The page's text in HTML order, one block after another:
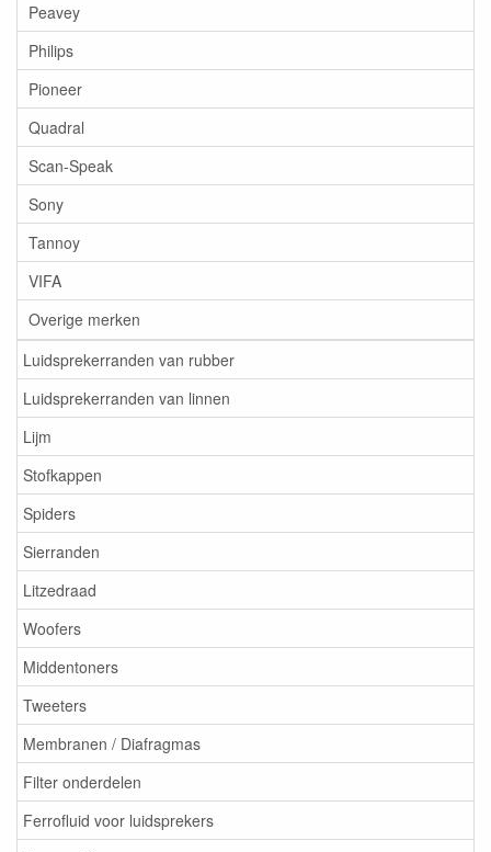
Peavey
Philips
Pioneer
Quadral
Scan-Speak
Sony
Tannoy
VIFA
Overige merken
Luidsprekerranden van rubber
Luidsprekerranden van linnen
Lijm
Stofkappen
Spiders
Sierranden
Litzedraad
Woofers
Middentoners
Tweeters
Membranen / Diafragmas
Filter onderdelen
Ferrofluid voor luidsprekers